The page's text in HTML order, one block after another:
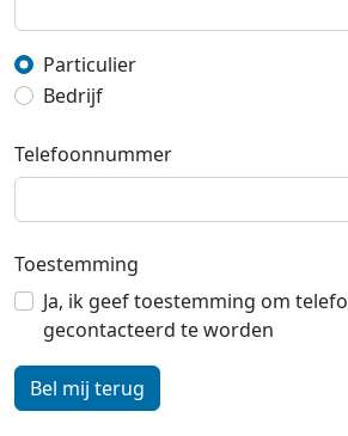
Particulier
Bedrijf
Telefoonnummer
Toestemming
Ja, ik geef toestemming om
gecontacteerd te worden